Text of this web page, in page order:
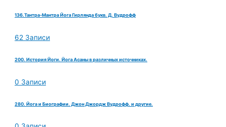
136.Тантра-Мантра Йога Гирлянда букв. Д. Вудрофф
62 Записи
200. История Йоги. Йога Асаны в различных источниках.
0 Записи
280. Йога и Биографии. Джон Джордж Вудрофф. и другие.